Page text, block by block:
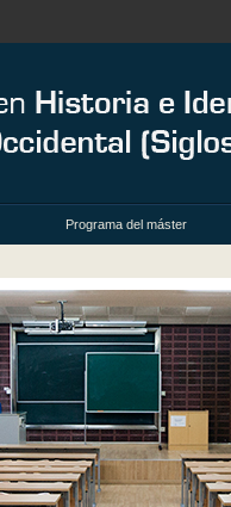
Programa del máster